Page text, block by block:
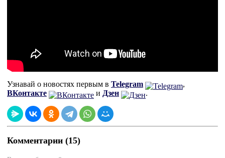
Узнавай о новостях первым в Telegram
,
ВКонтакте
и Дзен .
Комментарии (15)